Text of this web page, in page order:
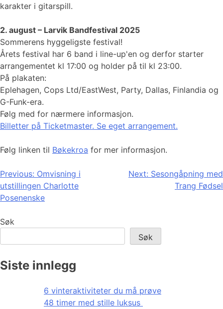
karakter i gitarspill.
2. august – Larvik Bandfestival 2025
Sommerens hyggeligste festival!
Årets festival har 6 band i line-up'en og derfor starter
arrangementet kl 17:00 og holder på til kl 23:00.
På plakaten:
Eplehagen, Cops Ltd/EastWest, Party, Dallas, Finlandia og
G-Funk-era.
Følg med for nærmere informasjon.
Billetter på Ticketmaster. Se eget arrangement.
Følg linken til Bøkekroa for mer informasjon.
Innleggsnavigasjon
Previous: Omvisning i
utstillingen Charlotte
Posenenske
Next: Sesongåpning med
Trang Fødsel
Søk
Søk
Siste innlegg
6 vinteraktiviteter du må prøve
48 timer med stille luksus